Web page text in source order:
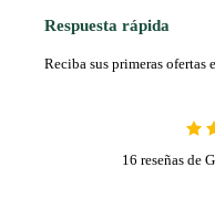
Respuesta rápida
Reciba sus primeras ofertas
16 reseñas de